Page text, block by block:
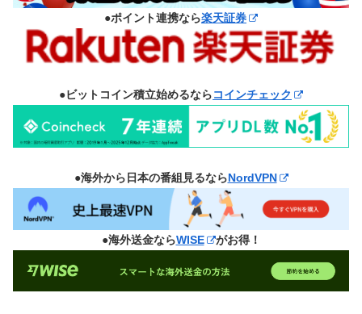
●ポイント連携なら楽天証券
●ビットコイン積立始めるならコインチェック
●海外から日本の番組見るならNordVPN
●海外送金ならWISE がお得！